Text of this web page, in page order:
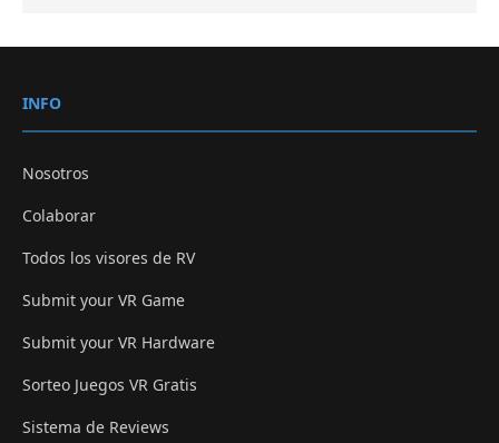
INFO
Nosotros
Colaborar
Todos los visores de RV
Submit your VR Game
Submit your VR Hardware
Sorteo Juegos VR Gratis
Sistema de Reviews